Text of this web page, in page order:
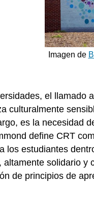
Imagen de
el
culturalmente
es la necesidad
define CRT
los estudiantes
solidario
de principios de